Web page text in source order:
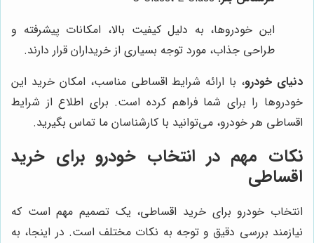
این خودروها، به دلیل کیفیت بالا، امکانات پیشرفته و
طراحی جذاب، مورد توجه بسیاری از خریداران قرار دارند.
دنیای خودرو، با ارائه شرایط اقساطی مناسب، امکان خرید این
خودروها را برای شما فراهم کرده است. برای اطلاع از شرایط
اقساطی هر خودرو، می‌توانید با کارشناسان ما تماس بگیرید.
نکات مهم در انتخاب خودرو برای خرید
اقساطی
انتخاب خودرو برای خرید اقساطی، یک تصمیم مهم است که
نیازمند بررسی دقیق و توجه به نکات مختلف است. در اینجا، به